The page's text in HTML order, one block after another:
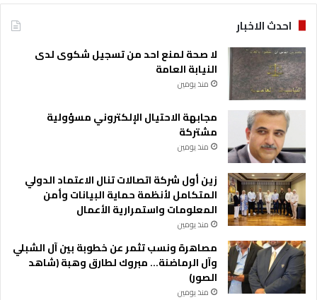
احدث الاخبار
لا صحة لمنع احد من تسجيل شكوى لدى
النيابة العامة
منذ يومين
مجابهة الاحتيال الإلكتروني مسؤولية
مشتركة
منذ يومين
زين أول شركة اتصالات تنال الاعتماد الدولي
المتكامل لأنظمة حماية البيانات وأمن
المعلومات واستمرارية الأعمال
منذ يومين
مصاهرة ونسب تثمر عن خطوبة بين آل الشبلي
وآل الرماضنة… مبروك لطارق وهبة (شاهد
الصور)
منذ يومين